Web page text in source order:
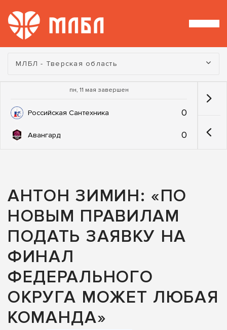
Турнир:
МЛБЛ - Тверская область
пн, 11 мая завершен
Российская Сантехника 0
Авангард 0
АНТОН ЗИМИН: «ПО
НОВЫМ ПРАВИЛАМ
ПОДАТЬ ЗАЯВКУ НА
ФИНАЛ
ФЕДЕРАЛЬНОГО
ОКРУГА МОЖЕТ ЛЮБАЯ
КОМАНДА»